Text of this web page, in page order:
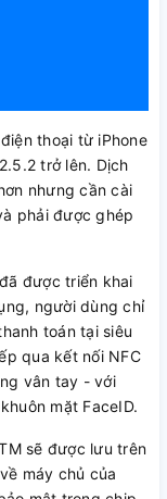
thoại từ iPhone
trở lên. Dịch
nhưng cần cài
phải được ghép
được triển khai
người dùng chỉ
toán tại siêu
qua kết nối NFC
vân tay - với
mặt FaceID.
sẽ được lưu trên
máy chủ của